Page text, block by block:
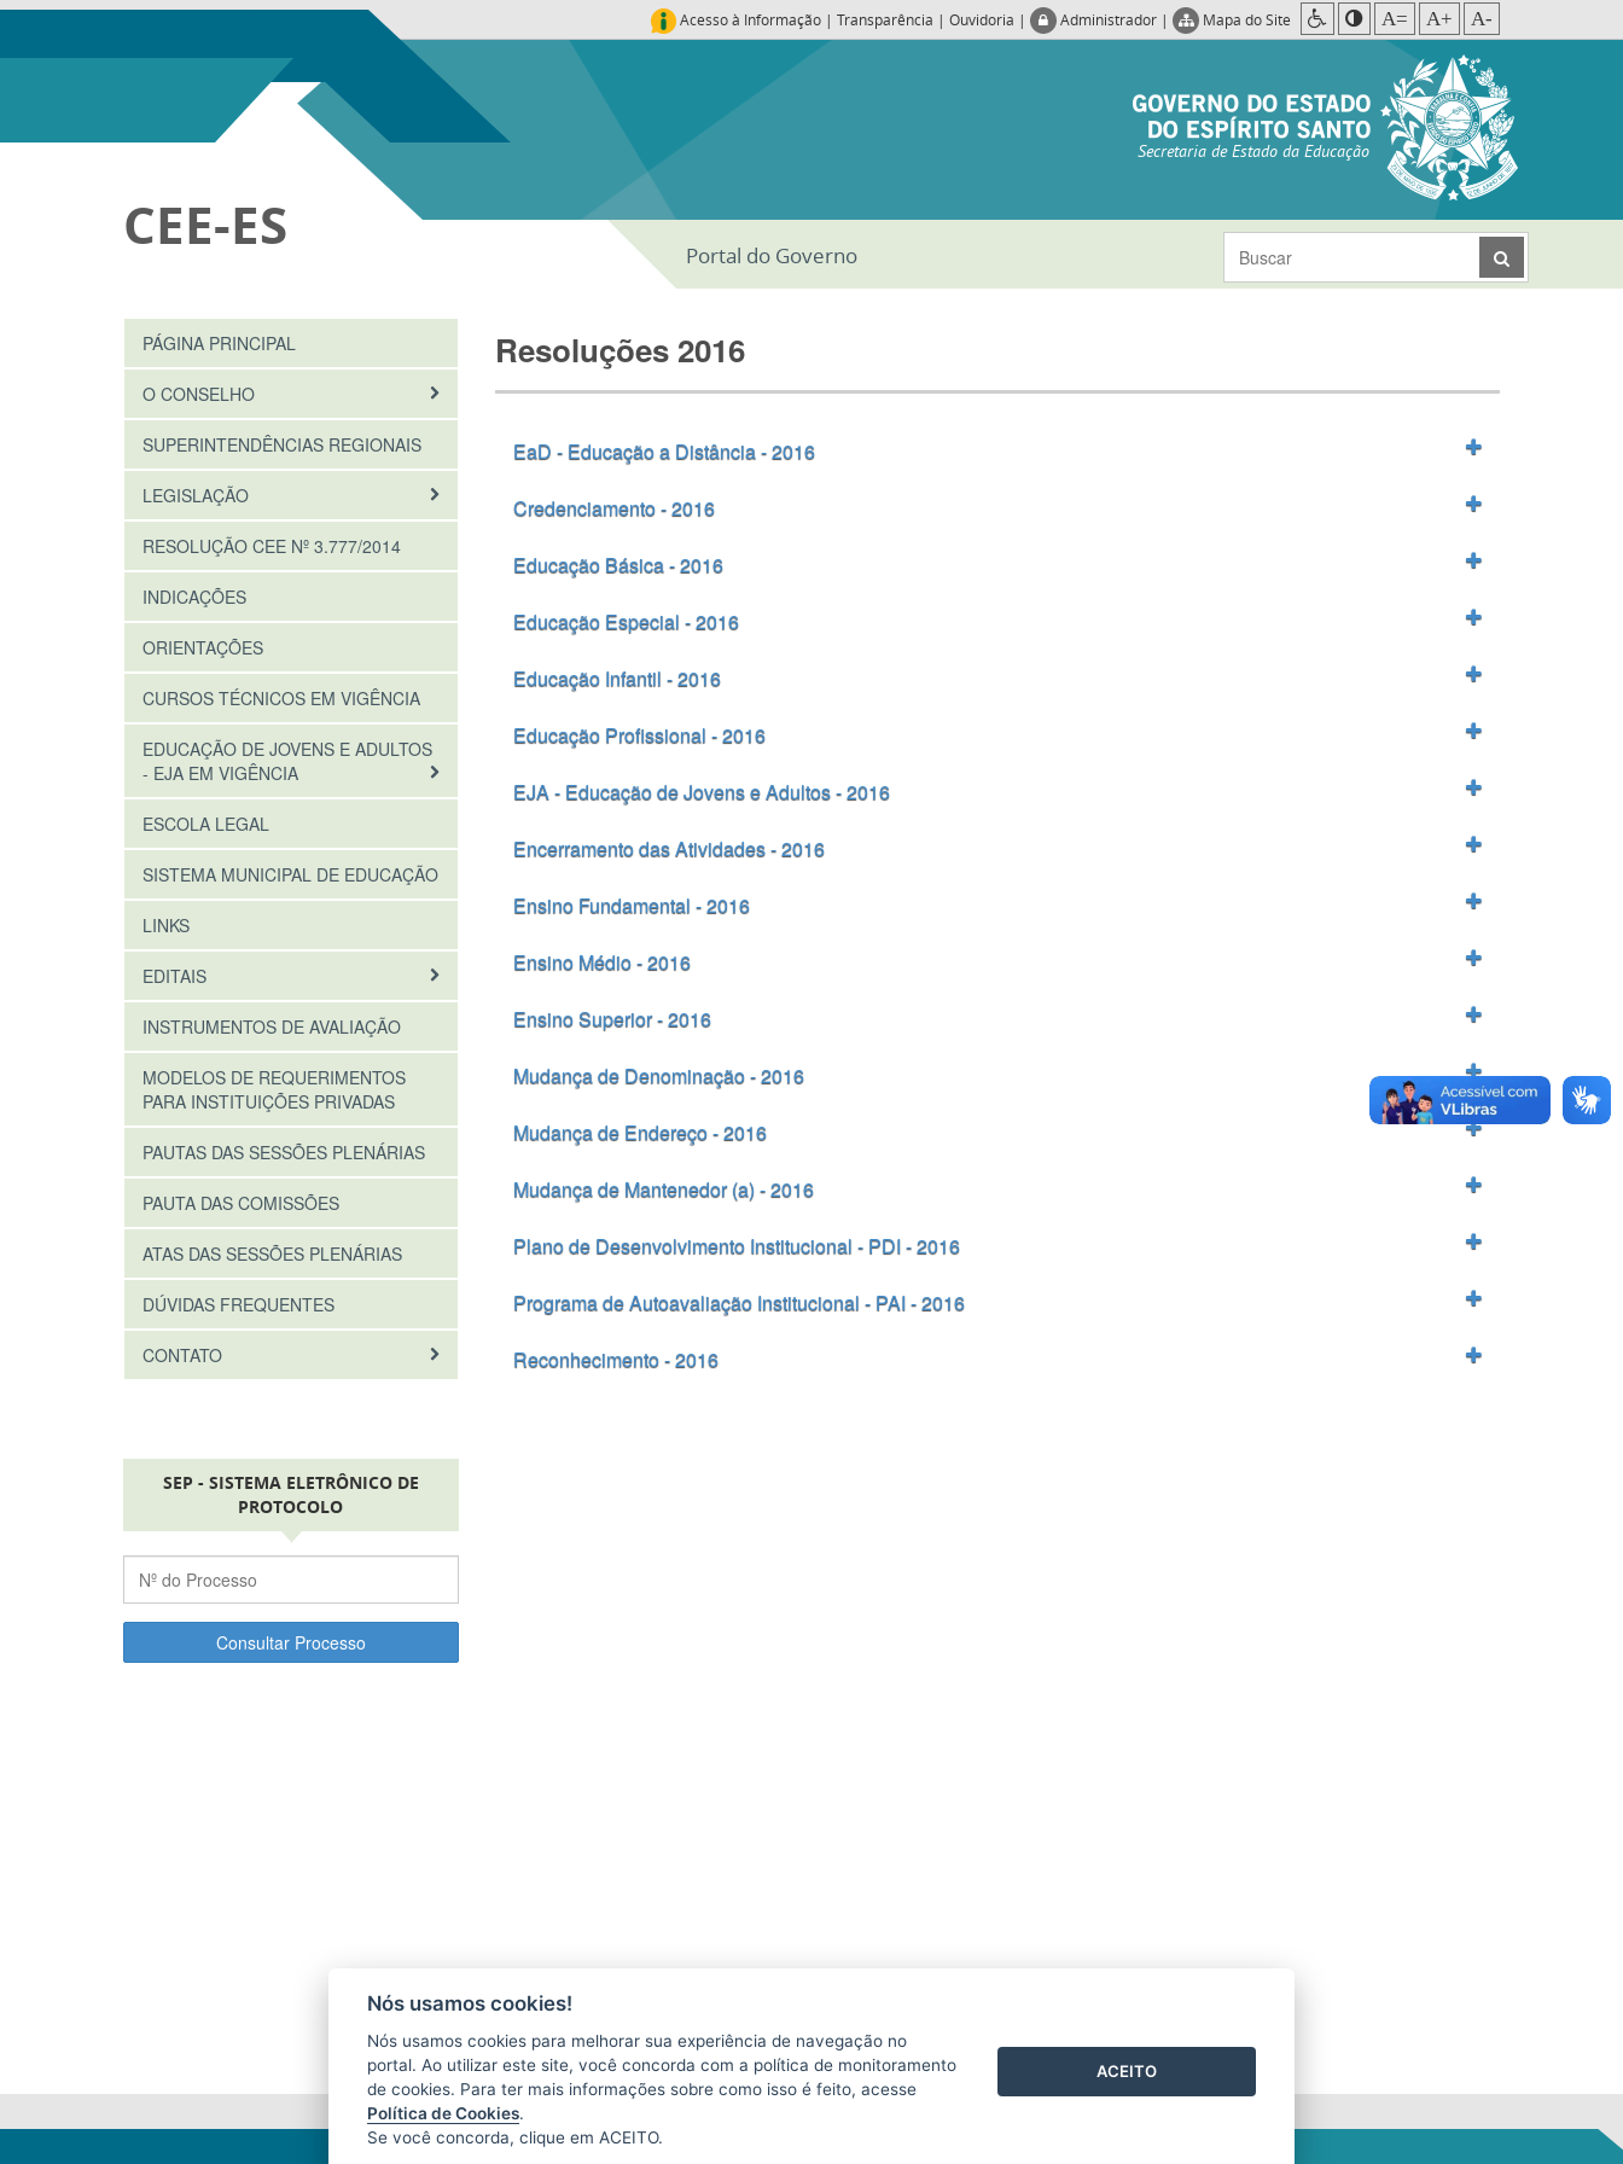
Acesso à Informação | Transparência | Ouvidoria | Administrador | Mapa do Site A= A+ A-
Secretaria de Estado da Educação
Portal do Governo
CEE-ES
PÁGINA PRINCIPAL
O CONSELHO
SUPERINTENDÊNCIAS REGIONAIS
LEGISLAÇÃO
RESOLUÇÃO CEE Nº 3.777/2014
INDICAÇÕES
ORIENTAÇÕES
CURSOS TÉCNICOS EM VIGÊNCIA
EDUCAÇÃO DE JOVENS E ADULTOS
- EJA EM VIGÊNCIA
ESCOLA LEGAL
SISTEMA MUNICIPAL DE EDUCAÇÃO
LINKS
EDITAIS
INSTRUMENTOS DE AVALIAÇÃO
MODELOS DE REQUERIMENTOS
PARA INSTITUIÇÕES PRIVADAS
PAUTAS DAS SESSÕES PLENÁRIAS
PAUTA DAS COMISSÕES
ATAS DAS SESSÕES PLENÁRIAS
DÚVIDAS FREQUENTES
CONTATO
SEP - SISTEMA ELETRÔNICO DE
PROTOCOLO
Consultar Processo
Resoluções 2016
EaD - Educação a Distância - 2016
Credenciamento - 2016
Educação Básica - 2016
Educação Especial - 2016
Educação Infantil - 2016
Educação Profissional - 2016
EJA - Educação de Jovens e Adultos - 2016
Encerramento das Atividades - 2016
Ensino Fundamental - 2016
Ensino Médio - 2016
Ensino Superior - 2016
Mudança de Denominação - 2016
Mudança de Endereço - 2016
Mudança de Mantenedor (a) - 2016
Plano de Desenvolvimento Institucional - PDI - 2016
Programa de Autoavaliação Institucional - PAI - 2016
Reconhecimento - 2016
Nós usamos cookies!
Nós usamos cookies para melhorar sua experiência de navegação no
portal. Ao utilizar este site, você concorda com a política de monitoramento
de cookies. Para ter mais informações sobre como isso é feito, acesse
Política de Cookies.
Se você concorda, clique em ACEITO.
ACEITO